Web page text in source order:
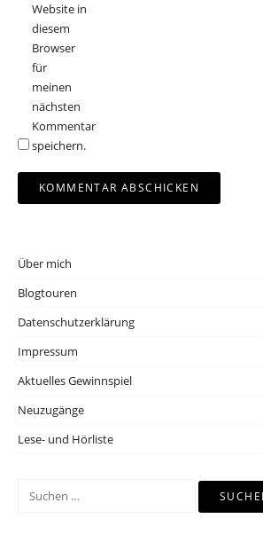
Website in
diesem
Browser
für
meinen
nächsten
Kommentar
speichern.
Über mich
Blogtouren
Datenschutzerklärung
Impressum
Aktuelles Gewinnspiel
Neuzugänge
Lese- und Hörliste
Suchen